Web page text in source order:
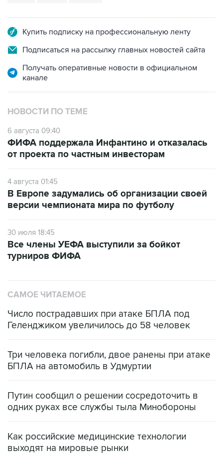
Купить подписку на профессиональную ленту
Подписаться на рассылку главных новостей сайта
Получать оперативные новости в официальном
канале
НОВОСТИ ПО ТЕМЕ
6 августа 09:40
ФИФА поддержала Инфантино и отказалась
от проекта по частным инвесторам
4 августа 01:45
В Европе задумались об организации своей
версии чемпионата мира по футболу
30 июля 18:45
Все члены УЕФА выступили за бойкот
турниров ФИФА
САМОЕ ЧИТАЕМОЕ
Число пострадавших при атаке БПЛА под
Геленджиком увеличилось до 58 человек
Три человека погибли, двое ранены при атаке
БПЛА на автомобиль в Удмуртии
Путин сообщил о решении сосредоточить в
одних руках все службы тыла Минобороны
Как российские медицинские технологии
выходят на мировые рынки